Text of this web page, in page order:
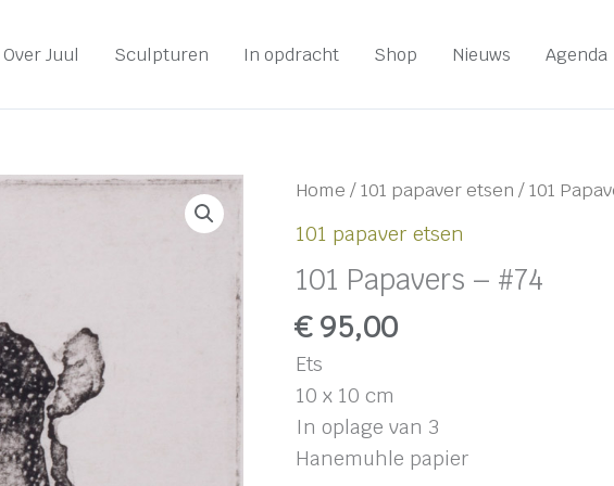
Over Juul Sculpturen In opdracht Shop Nieuws Agenda
Home /101 papaver etsen / 101
101 papaver etsen
101 Papavers – #74
€95,00
Ets
10 x 10 cm
In oplage van 3
Hanemuhle papier
101
Papavers
#74
aantal